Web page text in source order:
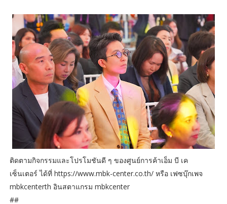
ติดตามกิจกรรมและโปรโมชันดี ๆ ของศูนย์การค้าเอ็ม บี เค
เซ็นเตอร์ ได้ที่ https://www.mbk-center.co.th/ หรือ เฟซบุ๊กเพจ
mbkcenterth อินสตาแกรม mbkcenter
##